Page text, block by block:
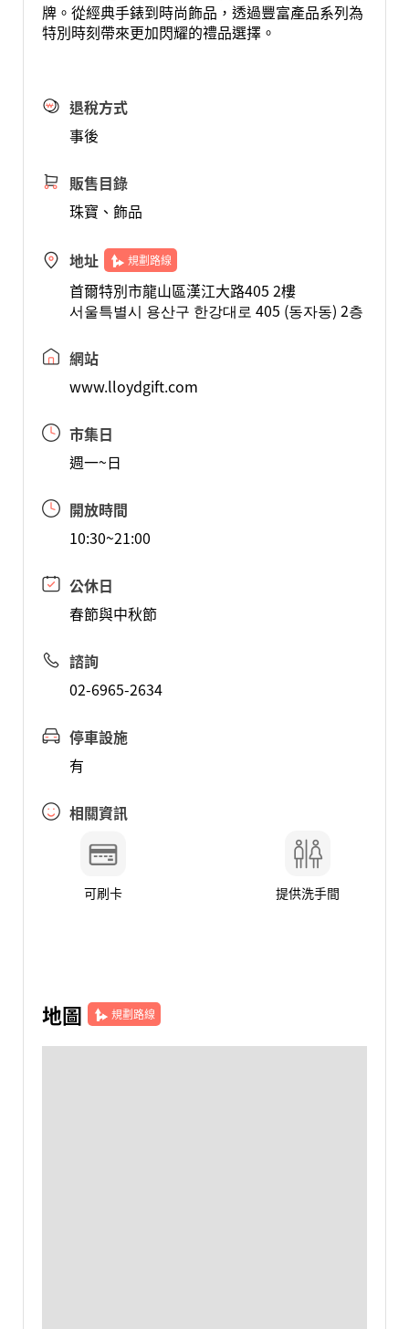
牌。從經典手錶到時尚飾品，透過豐富產品系列為
特別時刻帶來更加閃耀的禮品選擇。
退稅方式
事後
販售目錄
珠寶、飾品
地址 規劃路線
首爾特別市龍山區漢江大路405 2樓
서울특별시 용산구 한강대로 405 (동자동) 2층
網站
www.lloydgift.com
市集日
週一~日
開放時間
10:30~21:00
公休日
春節與中秋節
諮詢
02-6965-2634
停車設施
有
相關資訊
可刷卡 提供洗手間
地圖 規劃路線